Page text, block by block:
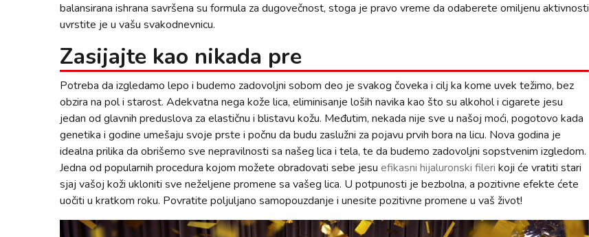
balansirana ishrana savršena su formula za dugovečnost, stoga je pravo vreme da odaberete omiljenu aktivnosti
uvrstite je u vašu svakodnevnicu.
Zasijajte kao nikada pre
Potreba da izgledamo lepo i budemo zadovoljni sobom deo je svakog čoveka i cilj ka kome uvek težimo, bez
obzira na pol i starost. Adekvatna nega kože lica, eliminisanje loših navika kao što su alkohol i cigarete jesu
jedan od glavnih preduslova za elastičnu i blistavu kožu. Međutim, nekada nije sve u našoj moći, pogotovo kada
genetika i godine umešaju svoje prste i počnu da budu zaslužni za pojavu prvih bora na licu. Nova godina je
idealna prilika da obrišemo sve nepravilnosti sa našeg lica i tela, te da budemo zadovoljni sopstvenim izgledom.
Jedna od popularnih procedura kojom možete obradovati sebe jesu efikasni hijaluronski fileri koji će vratiti stari
sjaj vašoj koži ukloniti sve neželjene promene sa vašeg lica. U potpunosti je bezbolna, a pozitivne efekte ćete
uočiti u kratkom roku. Povratite poljuljano samopouzdanje i unesite pozitivne promene u vaš život!